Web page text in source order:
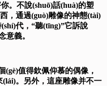
。不說(shuō)話(huà)的塑
，通過(guò)雕像的神態(tài)
代，“聽(tīng)”它訴說
義。
值得欽佩仰慕的偶像，
。另外，這座雕像并不一